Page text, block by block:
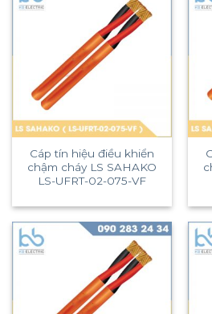
Cáp tín hiệu điều khiển
chậm cháy LS SAHAKO
LS-UFRT-02-075-VF